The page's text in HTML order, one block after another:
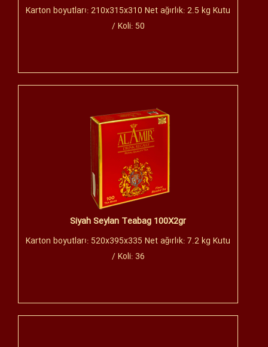
Karton boyutları: 210x315x310 Net ağırlık: 2.5 kg Kutu
/ Koli: 50
Siyah Seylan Teabag 100X2gr
Karton boyutları: 520x395x335 Net ağırlık: 7.2 kg Kutu
/ Koli: 36